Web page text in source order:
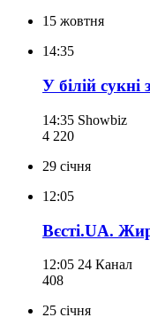
15 жовтня
14:35
У білій
14:35 Showbiz
4 220
29 січня
12:05
Вєсті.UA.
12:05 24 Канал
408
25 січня